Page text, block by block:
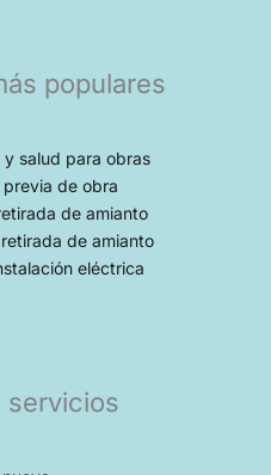
populares
salud para obras
de obra
de amianto
de amianto
eléctrica
servicios